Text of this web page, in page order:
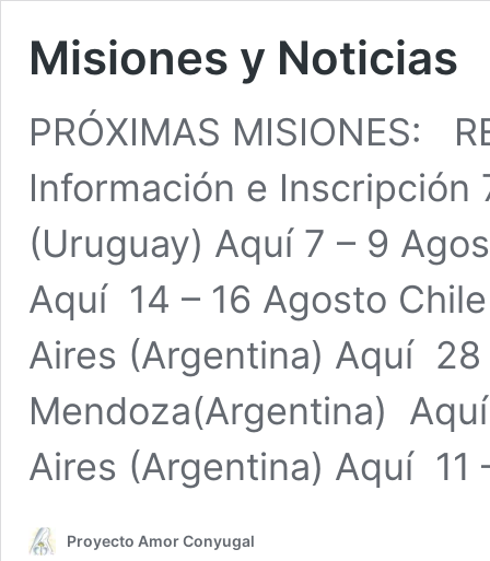
Misiones y Noticias
PRÓXIMAS MISIONES:
Información e Inscripción
(Uruguay) Aquí 7 – 9
Aquí 14 – 16 Agosto
Aires (Argentina) Aquí
Mendoza(Argentina)
Aires (Argentina) Aquí
Proyecto Amor Conyugal